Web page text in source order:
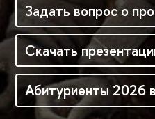
Задать вопрос о
Скачать
Абитуриенты 2026